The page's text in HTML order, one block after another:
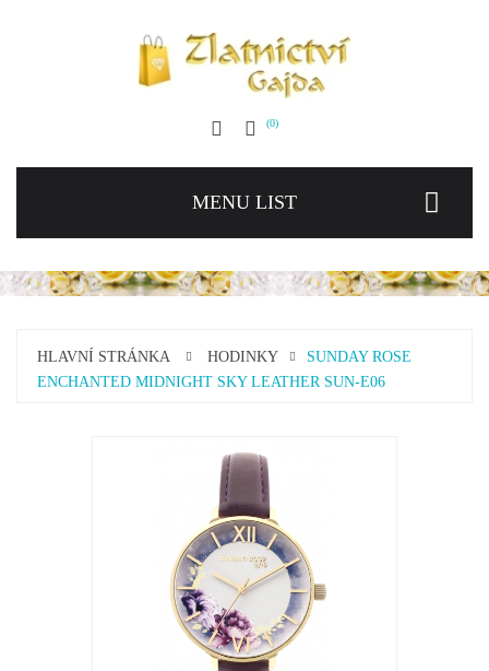
0
MENU LIST
HLAVNÍ STRÁNKA HODINKY
SUNDAY ROSE
ENCHANTED MIDNIGHT SKY LEATHER SUN-E06